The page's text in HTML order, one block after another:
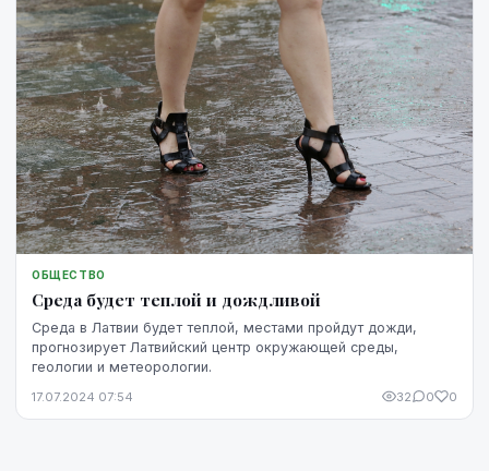
ОБЩЕСТВО
Среда будет теплой и дождливой
Среда в Латвии будет теплой, местами пройдут дожди,
прогнозирует Латвийский центр окружающей среды,
геологии и метеорологии.
17.07.2024 07:54 32 0 0